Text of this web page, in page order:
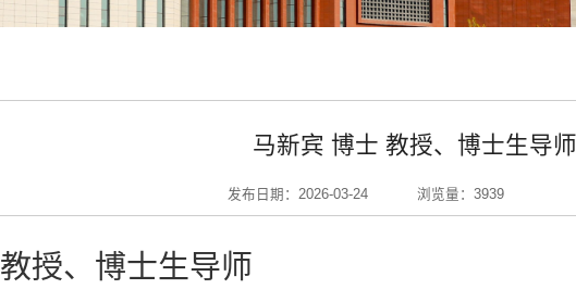
马新宾 博士 教授、博士生导师
发布日期：2026-03-24 浏览量： 3939
教授、博士生导师